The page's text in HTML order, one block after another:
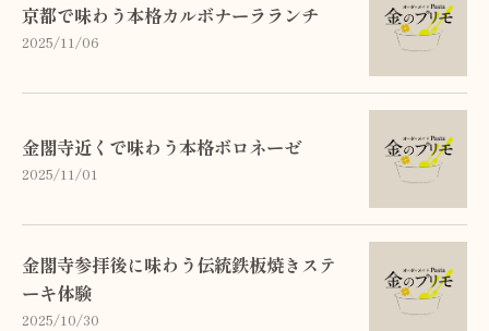
京都で味わう本格カルボナーラランチ
2025/11/06
金閣寺近くで味わう本格ボロネーゼ
2025/11/01
金閣寺参拝後に味わう伝統鉄板焼きステ
ーキ体験
2025/10/30